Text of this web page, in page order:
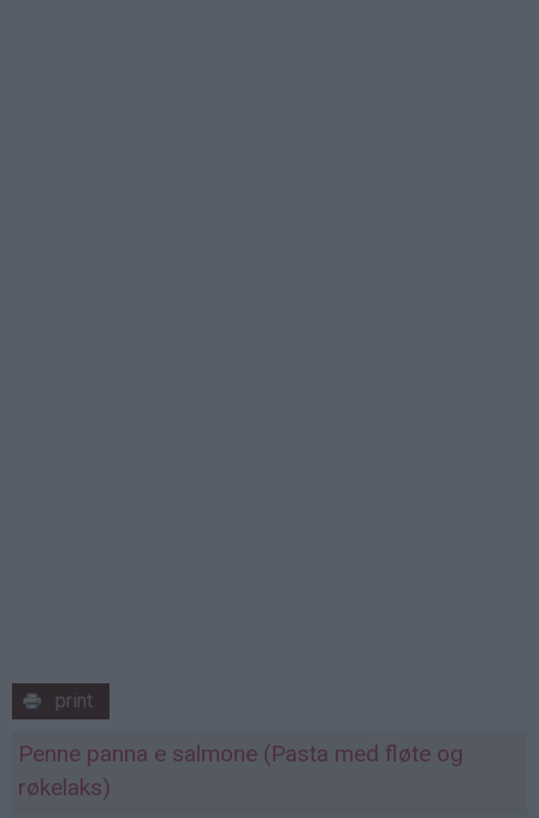
print
Penne panna e salmone (Pasta med fløte og
røkelaks)